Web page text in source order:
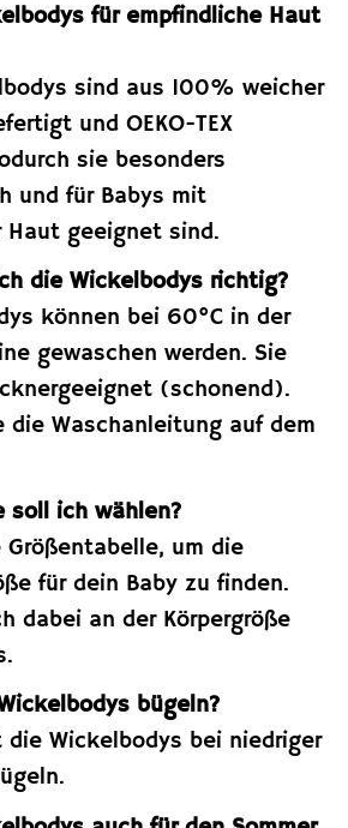
für empfindliche Haut
sind aus 100% weicher
und OEKO-TEX
sie besonders
und für Babys mit
Haut geeignet sind.
die Wickelbodys richtig?
können bei 60°C in der
gewaschen werden. Sie
(schonend).
Waschanleitung auf dem
soll ich wählen?
Größentabelle, um die
für dein Baby zu finden.
dabei an der Körpergröße
bügeln?
die Wickelbodys bei niedriger